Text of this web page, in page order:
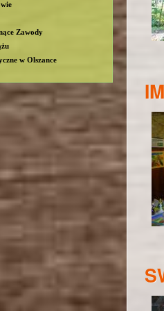
Zawody
w Olszance